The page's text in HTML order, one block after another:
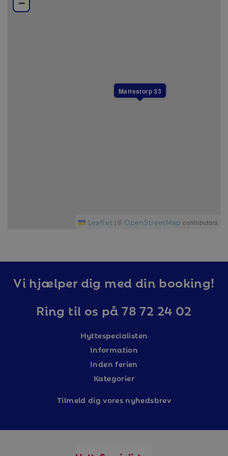
Alla boenden i Branäs är helt rökfria.
Mattestorp 33
−
Leaflet | © OpenStreetMap contributors
Vi hjælper dig med din booking!
Ring til os på 78 72 24 02
Hyttespecialisten
Information
Inden ferien
Kategorier
Tilmeld dig vores nyhedsbrev